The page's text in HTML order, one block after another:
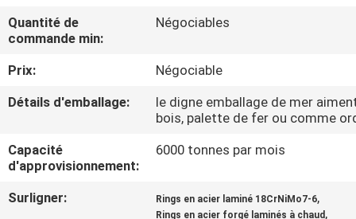
VISITE
D'USINE
CONTRÔLE
DE
QUALITÉ
Quantité de
commande min:
Négociables
Prix:
Négociable
Détails d'emballage:
le digne emballage de mer
bois, palette de fer ou comme
Capacité
d'approvisionnement:
6000 tonnes par mois
Surligner: Rings en acier laminé 18CrNiMo7-6,
Rings en acier forgé laminés à chaud ,